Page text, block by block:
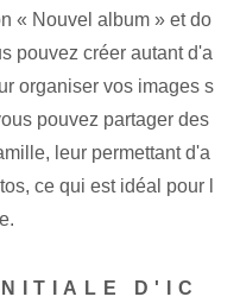
« Nouvel album » et do
pouvez créer autant d'a
organiser vos images s
pouvez partager des
leur permettant d'a
ce qui est idéal pour l
D'IC